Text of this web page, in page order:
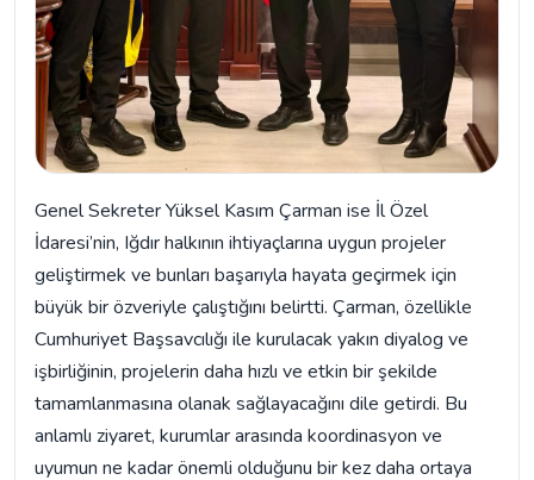
Genel Sekreter Yüksel Kasım Çarman ise İl Özel
İdaresi’nin, Iğdır halkının ihtiyaçlarına uygun projeler
geliştirmek ve bunları başarıyla hayata geçirmek için
büyük bir özveriyle çalıştığını belirtti. Çarman, özellikle
Cumhuriyet Başsavcılığı ile kurulacak yakın diyalog ve
işbirliğinin, projelerin daha hızlı ve etkin bir şekilde
tamamlanmasına olanak sağlayacağını dile getirdi. Bu
anlamlı ziyaret, kurumlar arasında koordinasyon ve
uyumun ne kadar önemli olduğunu bir kez daha ortaya